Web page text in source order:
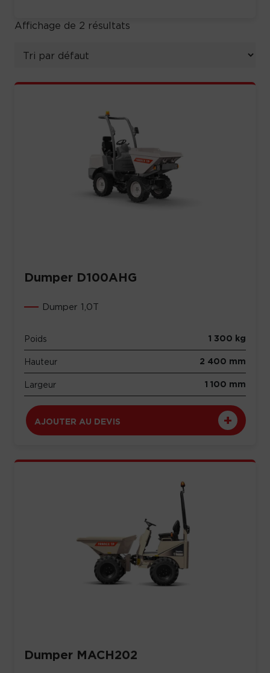
Affichage de 2 résultats
Dumper D100AHG
Dumper 1,0T
Poids 1 300 kg
Hauteur 2 400 mm
Largeur 1 100 mm
AJOUTER AU DEVIS
Dumper MACH202